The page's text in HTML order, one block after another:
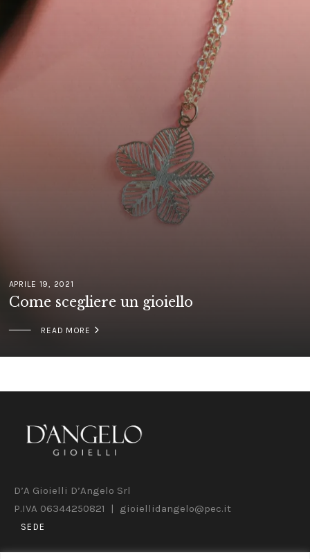
Come scegliere un gioiello
APRILE 19, 2021
READ MORE 
D’A Gioielli D’Angelo Srl
P.IVA 06344250821 | gioiellidangelo@pec.it
SEDE